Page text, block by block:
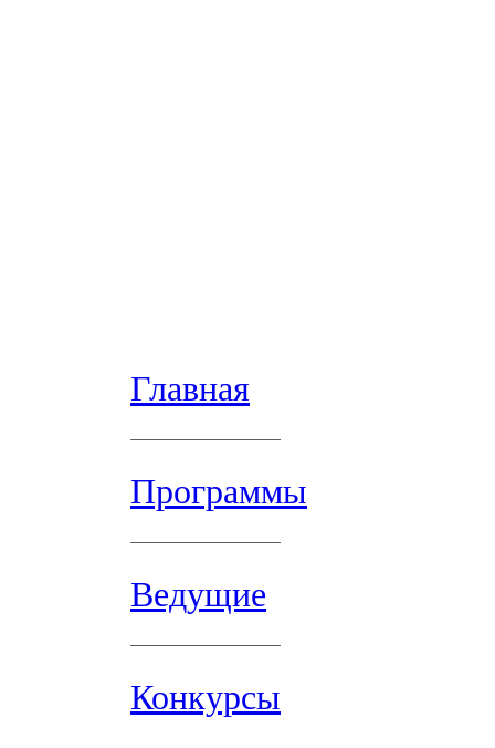
Главная
Программы
Ведущие
Конкурсы